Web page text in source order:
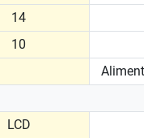
14
10
LCD